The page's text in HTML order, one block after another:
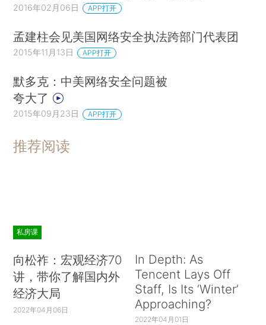
2016年02月06日 APP打开
孟建柱会见美国网络安全执法跨部门代表团
2015年11月13日 APP打开
默多克：中美网络安全问题被
夸大了
2015年09月23日 APP打开
推荐阅读
私房课
向松祚：宏观经济70
讲，带你了解国内外
经济大局
2022年04月06日
In Depth: As
Tencent Lays Off
Staff, Is Its ‘Winter’
Approaching?
2022年04月01日